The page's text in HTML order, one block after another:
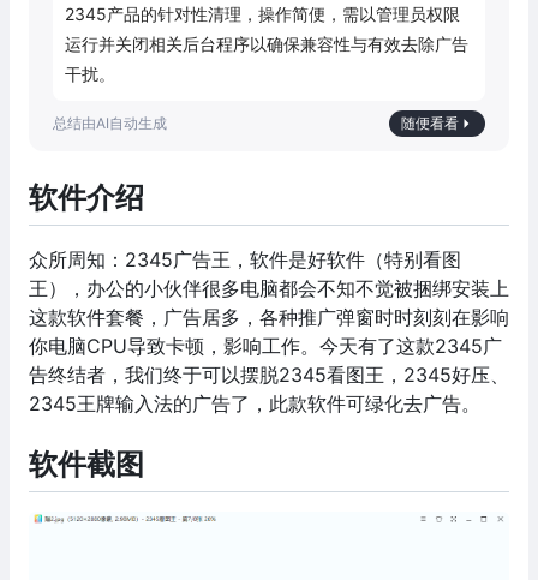
2345产品的针对性清理，操作简便，需以管理员权限
运行并关闭相关后台程序以确保兼容性与有效去除广告
干扰。
随便看看
软件介绍
众所周知：2345广告王，软件是好软件（特别看图
王），办公的小伙伴很多电脑都会不知不觉被捆绑安装上
这款软件套餐，广告居多，各种推广弹窗时时刻刻在影响
你电脑CPU导致卡顿，影响工作。今天有了这款2345广
告终结者，我们终于可以摆脱2345看图王，2345好压、
2345王牌输入法的广告了，此款软件可绿化去广告。
软件截图